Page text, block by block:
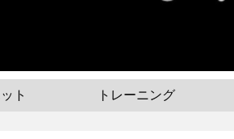
ト トレーニング